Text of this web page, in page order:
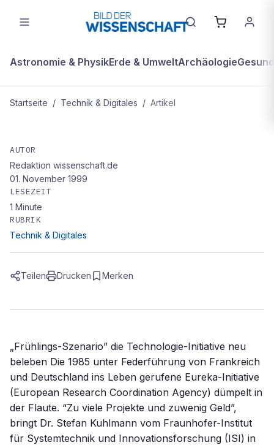
Astronomie & PhysikErde & UmweltArchäologie
Startseite / Technik & Digitales / Artikel
Eureka erwache
AUTOR
Redaktion wissenschaft.de
01. November 1999
LESEZEIT
1 Minute
RUBRIK
Technik & Digitales
Teilen Drucken Merken
„Frühlings-Szenario” die Technologie-Initiative neu
beleben Die 1985 unter Federführung von Frankreich
und Deutschland ins Leben gerufene Eureka-Initiative
(European Research Coordination Agency) dümpelt in
der Flaute. “Zu viele Projekte und zuwenig Geld”,
bringt Dr. Stefan Kuhlmann vom Fraunhofer-Institut
für Systemtechnik und Innovationsforschung (ISI) in